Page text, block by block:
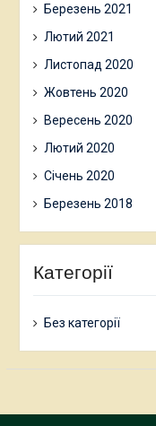
Березень 2021
Лютий 2021
Листопад 2020
Жовтень 2020
Вересень 2020
Лютий 2020
Січень 2020
Березень 2018
Категорії
Без категорії